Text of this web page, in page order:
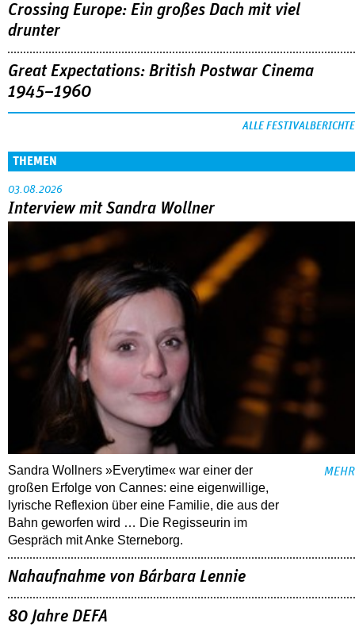
Crossing Europe: Ein großes Dach mit viel
drunter
Great Expectations: British Postwar Cinema
1945–1960
ALLE FESTIVALBERICHTE
THEMEN
03.08.2026
Interview mit Sandra Wollner
Sandra Wollners »Everytime« war einer der
großen Erfolge von Cannes: eine eigenwillige,
lyrische Reflexion über eine ­Familie, die aus der
Bahn geworfen wird … Die Regisseurin im
Gespräch mit Anke Sterneborg.
MEHR
Nahaufnahme von Bárbara Lennie
80 Jahre DEFA